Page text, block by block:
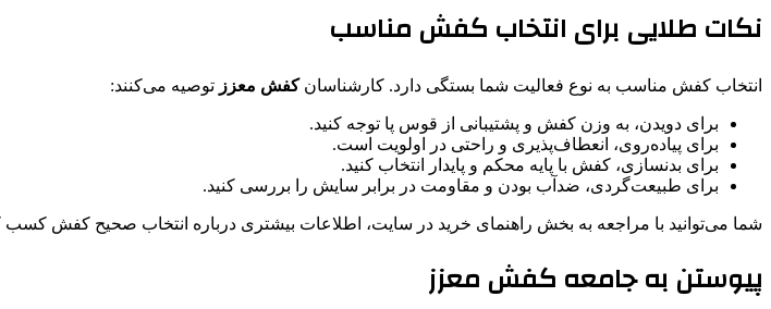
نکات طلایی برای انتخاب کفش مناسب
انتخاب کفش مناسب به نوع فعالیت شما بستگی دارد. کارشناسانکفش معزز توصیه می‌کنند:
برای دویدن، به وزن کفش و پشتیبانی از قوس پا توجه کنید.
برای پیاده‌روی، انعطاف‌پذیری و راحتی در اولویت است.
برای بدنسازی، کفش با پایه محکم و پایدار انتخاب کنید.
برای طبیعت‌گردی، ضدآب بودن و مقاومت در برابر سایش را بررسی کنید.
شما می‌توانید با مراجعه به بخش راهنمای خرید در سایت، اطلاعات بیشتری درباره انتخاب صحیح کفش کسب
پیوستن به جامعه کفش معزز